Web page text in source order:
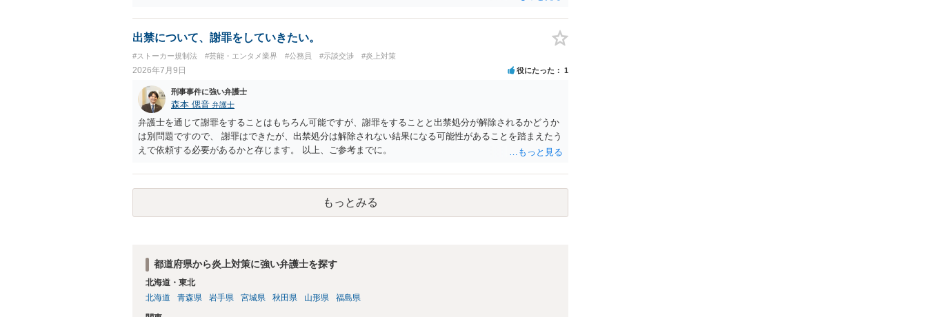
けで表示する方法を検討すべきです。 なりすまし購入・転売が行われた場合、御社の責任が当然に生じる
わけではありません。しかし、自己申告だけで購入でき、自社が照合不一致を検出しても販売を止めてい
認められる可能性があります。 検討中の対策は、いずれも過剰ではなく、必要な方向性です。ただし、そ
れだけで十分とはいえません。ゲスト購入の廃止は購入者の追跡には役立ちますが、その人が被写体本人
であることまでは確認できません。照合不一致時の販売保留・手動レビューは特に重要です。セッション
の遡及作成は、検知するだけでなく、原則として販売保留又は追加確認の対象とすべきです。フォレンジ
ック透かしは転売者の特定や抑止には有効ですが、不正購入や同意前の公開自体を防ぐものではありませ
ん。 したがって、これらに加えて、被写体との照合方法、無認証プレビューの廃止、申出時の即時非公開
化、未購入映像の保存期間などを整備する必要があります。実際の画面、照合ロジック、利用規約、フィ
ルマーとの契約を弁護士に提示し、サービス全体のリーガルチェックを受けるのがよいでしょう。
出禁について、謝罪をしていきたい。
#ストーカー規制法 #芸能・エンタメ業界 #公務員 #示談交渉 #炎上対策
2026年7月9日 役にたった 1
刑事事件に強い弁護士
森本 偲音 弁護士
弁護士を通じて謝罪をすることはもちろん可能ですが、謝罪をすることと出禁処分が解除されるかどうか
は別問題ですので、 謝罪はできたが、出禁処分は解除されない結果になる可能性があることを踏まえたう
えで依頼する必要があるかと存じます。 以上、ご参考までに。
もっとみる
都道府県から炎上対策に強い弁護士を探す
北海道・東北
北海道
青森県 岩手県 宮城県 秋田県 山形県 福島県